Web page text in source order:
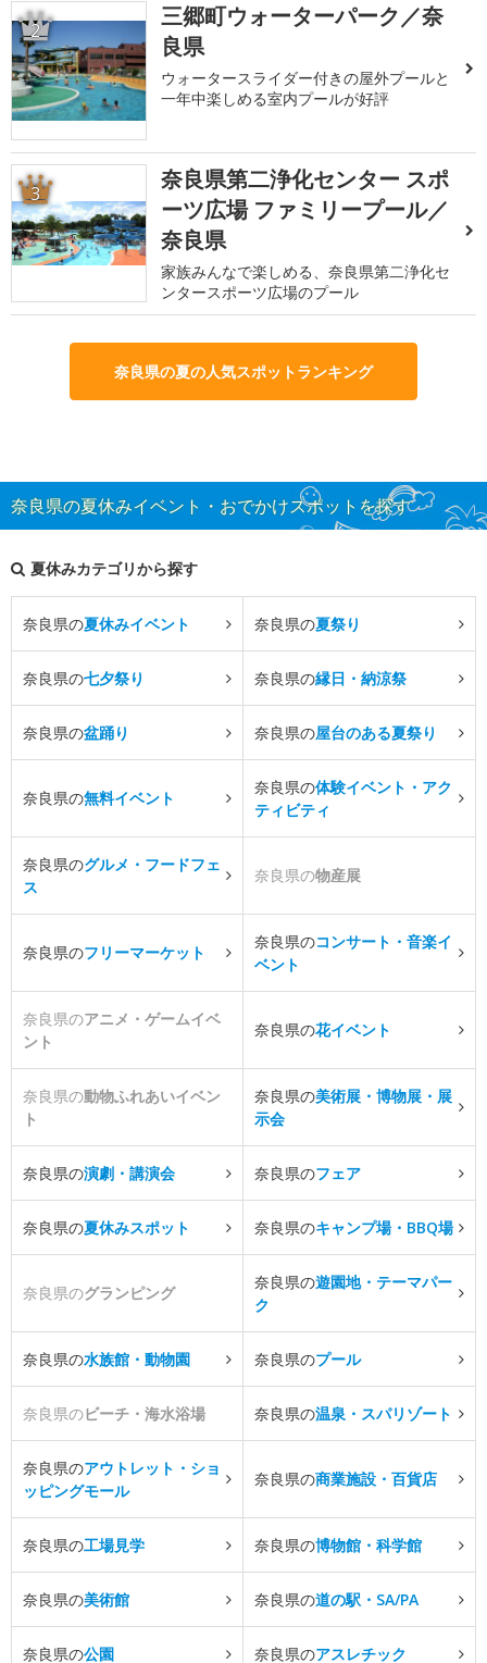
2
三郷町ウォーターパーク／奈
良県
ウォータースライダー付きの屋外プールと
一年中楽しめる室内プールが好評
3
奈良県第二浄化センター スポ
ーツ広場 ファミリープール／
奈良県
家族みんなで楽しめる、奈良県第二浄化セ
ンタースポーツ広場のプール
奈良県の夏の人気スポットランキング
奈良県の夏休みイベント・おでかけスポットを探す
夏休みカテゴリから探す
奈良県の夏休みイベント 奈良県の夏祭り
奈良県の七夕祭り 奈良県の縁日・納涼祭
奈良県の盆踊り 奈良県の屋台のある夏祭り
奈良県の無料イベント
奈良県の体験イベント・アク
ティビティ
奈良県のグルメ・フードフェ
ス
奈良県の物産展
奈良県のフリーマーケット
奈良県のコンサート・音楽イ
ベント
奈良県のアニメ・ゲームイベ
ント
奈良県の花イベント
奈良県の動物ふれあいイベン
ト
奈良県の美術展・博物展・展
示会
奈良県の演劇・講演会 奈良県のフェア
奈良県の夏休みスポット 奈良県のキャンプ場・BBQ場
奈良県のグランピング
奈良県の遊園地・テーマパー
ク
奈良県の水族館・動物園 奈良県のプール
奈良県のビーチ・海水浴場 奈良県の温泉・スパリゾート
奈良県のアウトレット・ショ
ッピングモール
奈良県の商業施設・百貨店
奈良県の工場見学 奈良県の博物館・科学館
奈良県の美術館 奈良県の道の駅・SA/PA
奈良県の公園 奈良県のアスレチック